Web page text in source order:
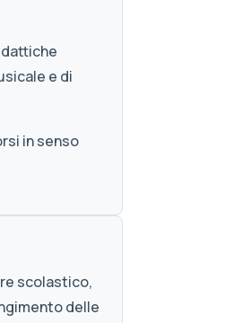
e di
in senso
scolastico,
delle